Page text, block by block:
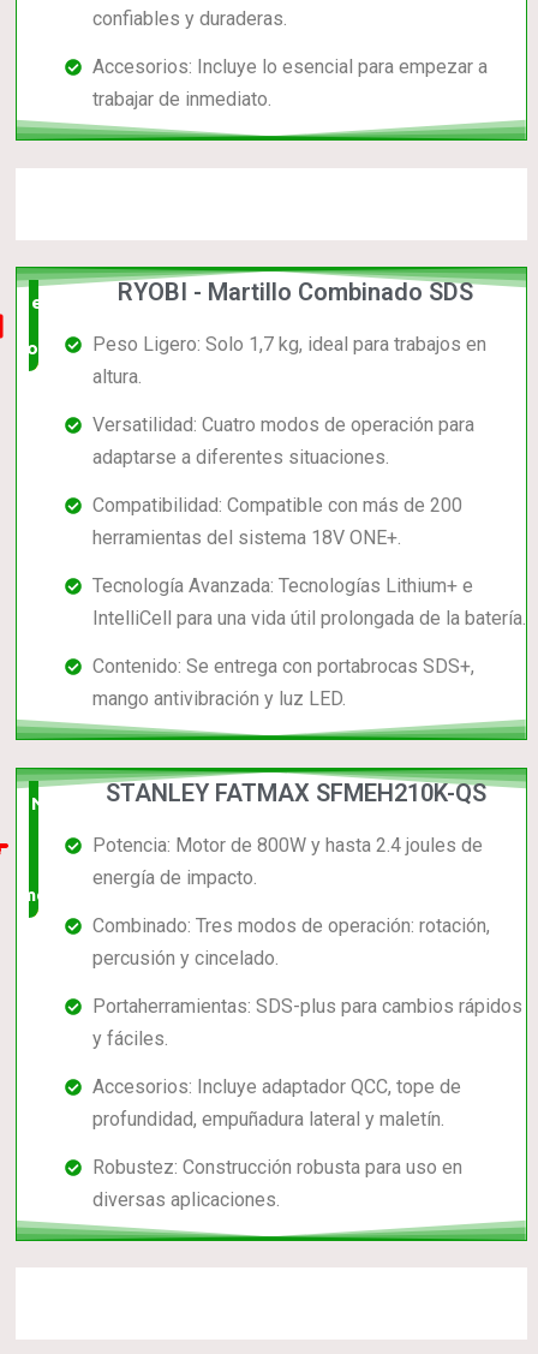
confiables y duraderas.
Accesorios: Incluye lo esencial para empezar a
trabajar de inmediato.
el mas
completo
RYOBI - Martillo Combinado SDS
Peso Ligero: Solo 1,7 kg, ideal para trabajos en
altura.
Versatilidad: Cuatro modos de operación para
adaptarse a diferentes situaciones.
Compatibilidad: Compatible con más de 200
herramientas del sistema 18V ONE+.
Tecnología Avanzada: Tecnologías Lithium+ e
IntelliCell para una vida útil prolongada de la batería.
Contenido: Se entrega con portabrocas SDS+,
mango antivibración y luz LED.
Nuevo
en el
mercado
STANLEY FATMAX SFMEH210K-QS
Potencia: Motor de 800W y hasta 2.4 joules de
energía de impacto.
Combinado: Tres modos de operación: rotación,
percusión y cincelado.
Portaherramientas: SDS-plus para cambios rápidos
y fáciles.
Accesorios: Incluye adaptador QCC, tope de
profundidad, empuñadura lateral y maletín.
Robustez: Construcción robusta para uso en
diversas aplicaciones.